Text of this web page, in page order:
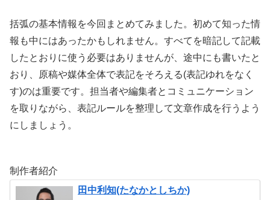
括弧の基本情報を今回まとめてみました。初めて知った情
報も中にはあったかもしれません。すべてを暗記して記載
したとおりに使う必要はありませんが、途中にも書いたと
おり、原稿や媒体全体で表記をそろえる(表記ゆれをなく
す)のは重要です。担当者や編集者とコミュニケーション
を取りながら、表記ルールを整理して文章作成を行うよう
にしましょう。
制作者紹介
田中利知(たなかとしちか)